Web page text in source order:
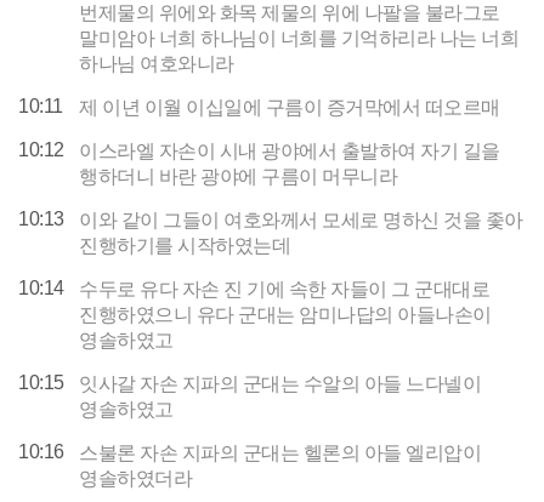
번제물의 위에와 화목 제물의 위에 나팔을 불라그로
말미암아 너희 하나님이 너희를 기억하리라 나는 너희
하나님 여호와니라
10:11 제 이년 이월 이십일에 구름이 증거막에서 떠오르매
10:12
이스라엘 자손이 시내 광야에서 출발하여 자기 길을
행하더니 바란 광야에 구름이 머무니라
10:13
이와 같이 그들이 여호와께서 모세로 명하신 것을 좇아
진행하기를 시작하였는데
10:14
수두로 유다 자손 진 기에 속한 자들이 그 군대대로
진행하였으니 유다 군대는 암미나답의 아들나손이
영솔하였고
10:15
잇사갈 자손 지파의 군대는 수알의 아들 느다넬이
영솔하였고
10:16
스불론 자손 지파의 군대는 헬론의 아들 엘리압이
영솔하였더라